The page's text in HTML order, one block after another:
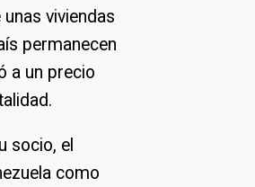
viviendas
permanecen
a un precio
socio, el
como